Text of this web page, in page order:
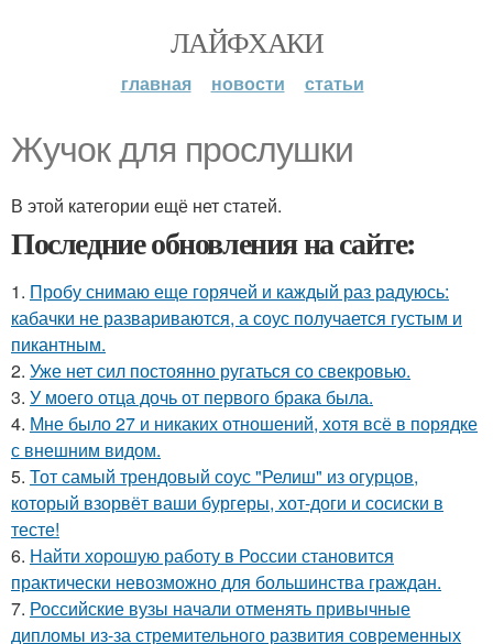
ЛАЙФХАКИ
главная новости статьи
Жучок для прослушки
В этой категории ещё нет статей.
Последние обновления на сайте:
1. Пробу снимаю еще горячей и каждый раз радуюсь:
кабачки не развариваются, а соус получается густым и
пикантным.
2. Уже нет сил постоянно ругаться со свекровью.
3. У моего отца дочь от первого брака была.
4. Мне было 27 и никаких отношений, хотя всё в порядке
с внешним видом.
5. Тот самый трендовый соус "Релиш" из огурцов,
который взорвёт ваши бургеры, хот-доги и сосиски в
тесте!
6. Найти хорошую работу в России становится
практически невозможно для большинства граждан.
7. Российские вузы начали отменять привычные
дипломы из-за стремительного развития современных